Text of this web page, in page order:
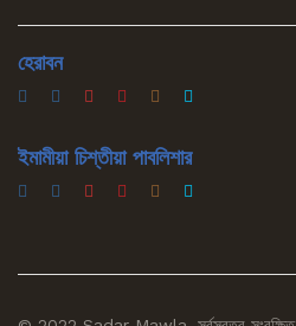
হেরাবন
ইমামীয়া চিশ্‌তীয়া পাবলিশার